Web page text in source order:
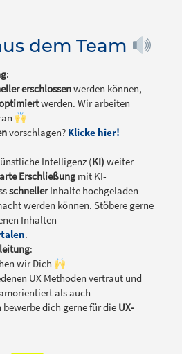
dem Team
:
erschlossenwerden können,
werden. Wir arbeiten
vorschlagen? Klicke hier!
Intelligenz (KI) weiter
Erschließung mit KI-
schnellerInhalte hochgeladen
werden können. Stöbere gerne
Inhalten
.
:
wir Dich
UX Methoden vertraut und
als auch
dich gerne für die UX-